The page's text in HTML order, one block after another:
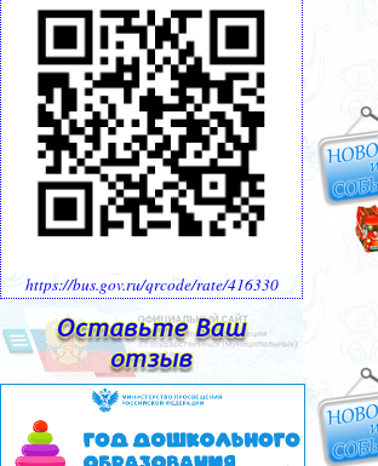
https://bus.gov.ru/qrcode/rate/416330